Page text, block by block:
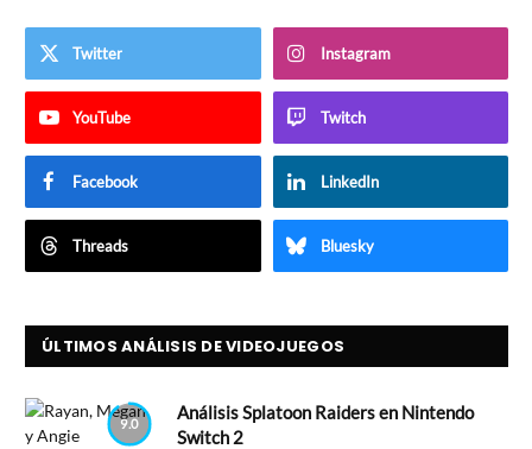
Twitter Instagram
YouTube Twitch
Facebook LinkedIn
Threads Bluesky
ÚLTIMOS ANÁLISIS DE VIDEOJUEGOS
9.0
Análisis Splatoon Raiders en Nintendo
Switch 2